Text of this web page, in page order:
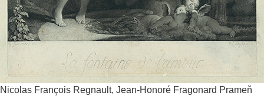
Nicolas François Regnault, Jean-Honoré Fragonard Prameň